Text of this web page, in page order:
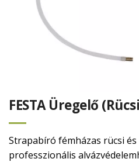
FESTA Üregelő
Strapabíró fémházas rücsi
professzionális